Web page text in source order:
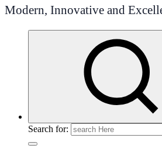
Modern, Innovative and
Search for: